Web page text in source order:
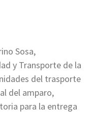
Sosa,
y Transporte de la
del trasporte
del amparo,
para la entrega